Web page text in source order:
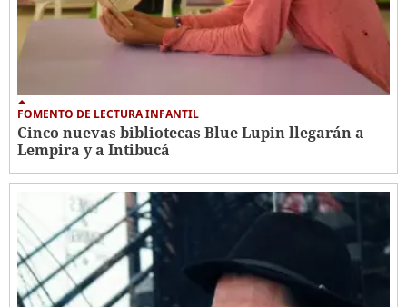
FOMENTO DE LECTURA INFANTIL
Cinco nuevas bibliotecas Blue Lupin llegarán a
Lempira y a Intibucá